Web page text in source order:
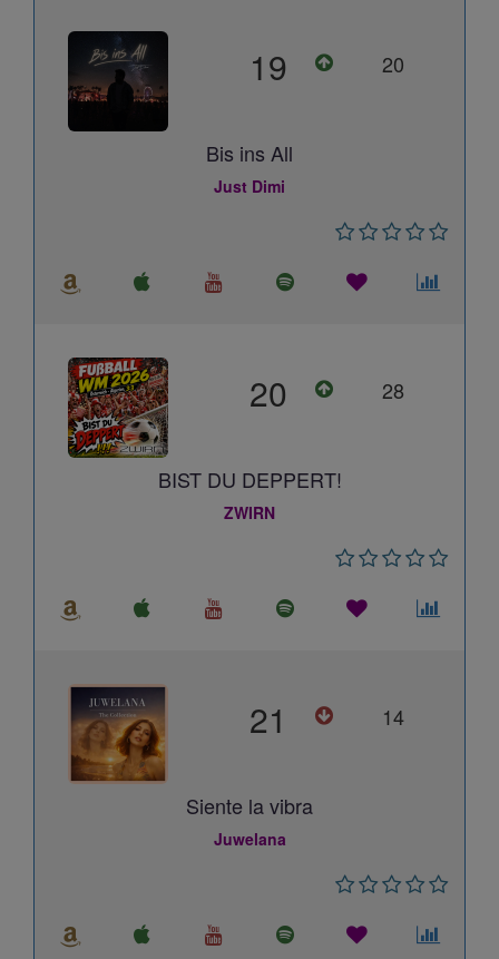
19 20
Bis ins All
Just Dimi
20 28
BIST DU DEPPERT!
ZWIRN
21 14
Siente la vibra
Juwelana